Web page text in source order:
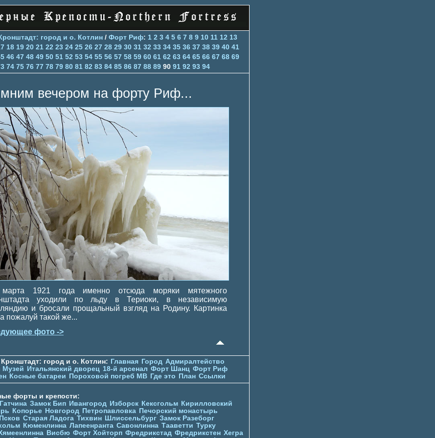
город и о. Котлин / Форт Риф: 1 2 3 4 5 6 7 8 9 10 11 12 13
18 19 20 21 22 23 24 25 26 27 28 29 30 31 32 33 34 35 36 37 38 39 40 41
46 47 48 49 50 51 52 53 54 55 56 57 58 59 60 61 62 63 64 65 66 67 68 69
74 75 76 77 78 79 80 81 82 83 84 85 86 87 88 89 90 91 92 93 94
вечером на форту Риф...
1921 года именно отсюда моряки мятежного
уходили по льду в Териоки, в независимую
и бросали прощальный взгляд на Родину. Картинка
пожалуй такой же...
фото ->
Кронштадт: город и о. Котлин: Главная Город Адмиралтейство
Музей Итальянский дворец 18-й арсенал Форт Шанц Форт Риф
Косные батареи Пороховой погреб МВ Где это План Ссылки
форты и крепости:
Гатчина Замок Бип Ивангород Изборск Кексгольм Кирилловский
Копорье Новгород Петропавловка Печорcкий монастырь
Псков Старая Ладога Тихвин Шлиссельбург Замок Разеборг
Кюменлинна Лапеенранта Савонлинна Тааветти Турку
Висбю Форт Хойторп Фредрикстад Фредрикстен Хегра